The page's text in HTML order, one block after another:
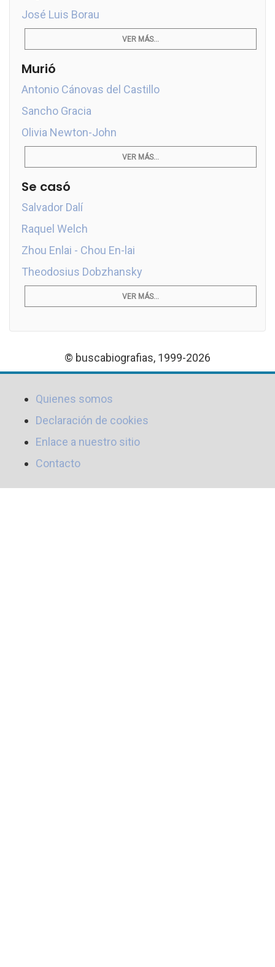
José Luis Borau
VER MÁS...
Murió
Antonio Cánovas del Castillo
Sancho Gracia
Olivia Newton-John
VER MÁS...
Se casó
Salvador Dalí
Raquel Welch
Zhou Enlai - Chou En-lai
Theodosius Dobzhansky
VER MÁS...
© buscabiografias, 1999-2026
Quienes somos
Declaración de cookies
Enlace a nuestro sitio
Contacto